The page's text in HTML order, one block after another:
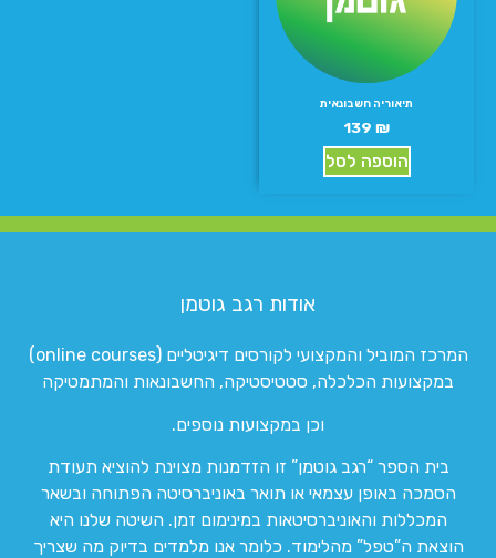
תיאוריה חשבונאית
139 ₪
הוספה לסל
אודות רגב גוטמן
המרכז המוביל והמקצועי לקורסים דיגיטליים (online courses)
במקצועות הכלכלה, סטטיסטיקה, החשבונאות והמתמטיקה
וכן במקצועות נוספים.
בית הספר “רגב גוטמן” זו הזדמנות מצוינת להוציא תעודת
הסמכה באופן עצמאי או תואר באוניברסיטה הפתוחה ובשאר
המכללות והאוניברסיטאות במינימום זמן. השיטה שלנו היא
הוצאת ה”טפל” מהלימוד. כלומר אנו מלמדים בדיוק מה שצריך